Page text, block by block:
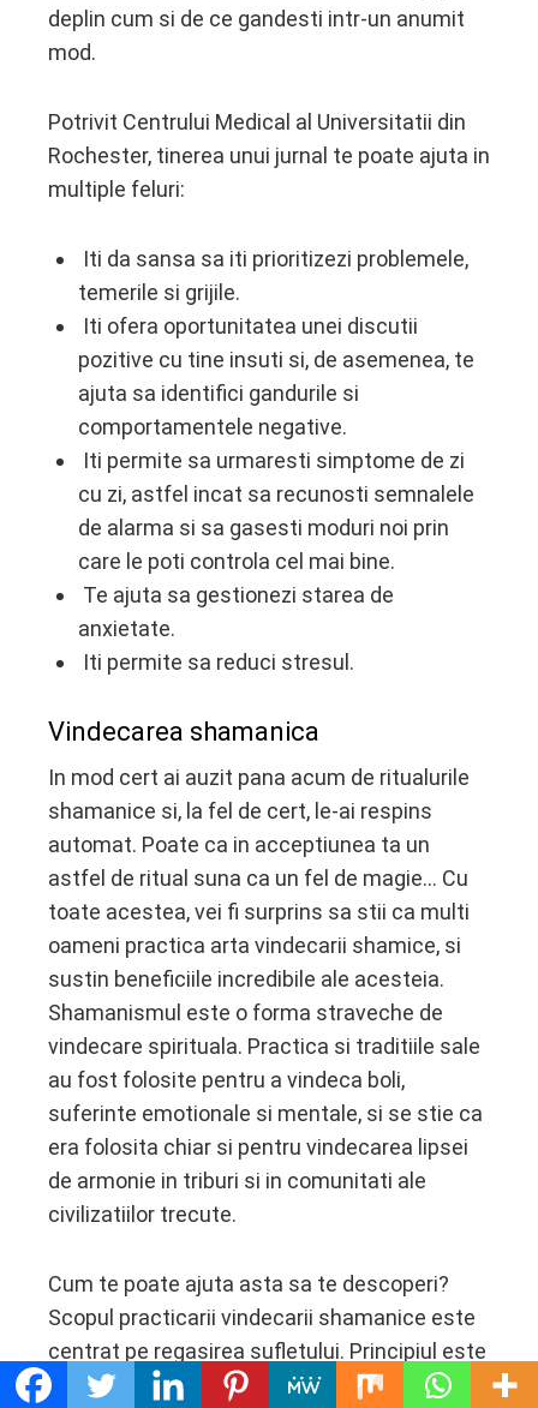
deplin cum si de ce gandesti intr-un anumit
mod.
Potrivit Centrului Medical al Universitatii din
Rochester, tinerea unui jurnal te poate ajuta in
multiple feluri:
Iti da sansa sa iti prioritizezi problemele,
temerile si grijile.
Iti ofera oportunitatea unei discutii
pozitive cu tine insuti si, de asemenea, te
ajuta sa identifici gandurile si
comportamentele negative.
Iti permite sa urmaresti simptome de zi
cu zi, astfel incat sa recunosti semnalele
de alarma si sa gasesti moduri noi prin
care le poti controla cel mai bine.
Te ajuta sa gestionezi starea de
anxietate.
Iti permite sa reduci stresul.
Vindecarea shamanica
In mod cert ai auzit pana acum de ritualurile
shamanice si, la fel de cert, le-ai respins
automat. Poate ca in acceptiunea ta un
astfel de ritual suna ca un fel de magie… Cu
toate acestea, vei fi surprins sa stii ca multi
oameni practica arta vindecarii shamice, si
sustin beneficiile incredibile ale acesteia.
Shamanismul este o forma straveche de
vindecare spirituala. Practica si traditiile sale
au fost folosite pentru a vindeca boli,
suferinte emotionale si mentale, si se stie ca
era folosita chiar si pentru vindecarea lipsei
de armonie in triburi si in comunitati ale
civilizatiilor trecute.
Cum te poate ajuta asta sa te descoperi?
Scopul practicarii vindecarii shamanice este
centrat pe regasirea sufletului. Principiul este
acela de a strange cat mai mult din forta ta